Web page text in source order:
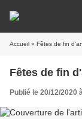
Accueil » Fêtes de fin
Fêtes de fin
Publié le 20/12/2020